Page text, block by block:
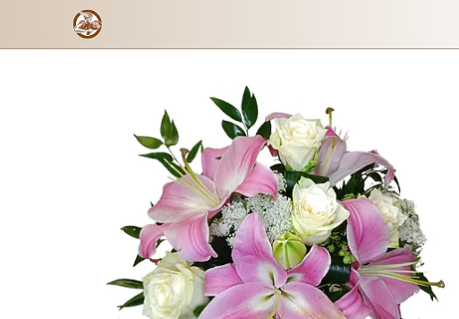
Hermosa Formulario de pago